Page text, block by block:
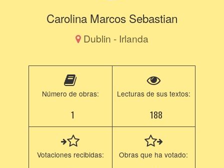
Carolina Marcos Sebastian
Dublin - Irlanda
Número de obras:
1
Lecturas de sus textos:
188
Votaciones recibidas: Obras que ha votado: